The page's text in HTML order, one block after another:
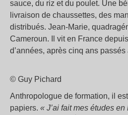
sauce, du riz et du poulet. Une
livraison de chaussettes, des
distribués. Jean-Marie,
Cameroun. Il vit en France
d’années, après cinq ans passés
© Guy Pichard
Anthropologue de formation, il
papiers. « J’ai fait mes études